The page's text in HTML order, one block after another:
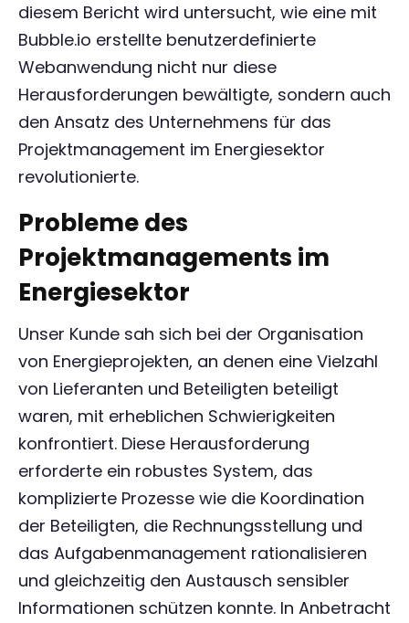
diesem Bericht wird untersucht, wie eine mit
Bubble.io erstellte benutzerdefinierte
Webanwendung nicht nur diese
Herausforderungen bewältigte, sondern auch
den Ansatz des Unternehmens für das
Projektmanagement im Energiesektor
revolutionierte.
Probleme des
Projektmanagements im
Energiesektor
Unser Kunde sah sich bei der Organisation
von Energieprojekten, an denen eine Vielzahl
von Lieferanten und Beteiligten beteiligt
waren, mit erheblichen Schwierigkeiten
konfrontiert. Diese Herausforderung
erforderte ein robustes System, das
komplizierte Prozesse wie die Koordination
der Beteiligten, die Rechnungsstellung und
das Aufgabenmanagement rationalisieren
und gleichzeitig den Austausch sensibler
Informationen schützen konnte. In Anbetracht